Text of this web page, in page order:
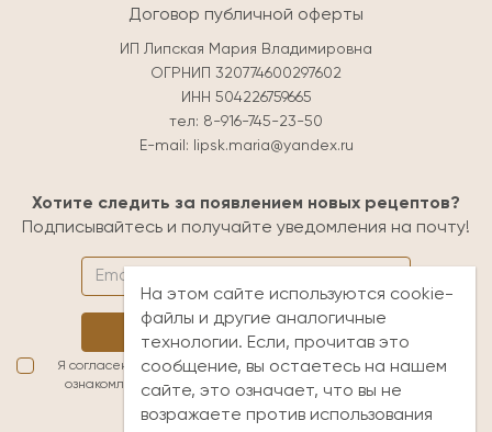
Договор публичной оферты
ИП Липская Мария Владимировна
ОГРНИП 320774600297602
ИНН 504226759665
тел: 8-916-745-23-50
E-mail:
lipsk.maria@yandex.ru
Хотите следить за появлением новых рецептов?
Подписывайтесь и получайте уведомления на почту!
Подписаться
Я согласен(а) с условиями обработки персональных данных. Я
ознакомлен(а) спубличной офертой и принимаю её условия
На этом сайте используются cookie-
файлы и другие аналогичные
технологии. Если, прочитав это
сообщение, вы остаетесь на нашем
сайте, это означает, что вы не
возражаете против использования